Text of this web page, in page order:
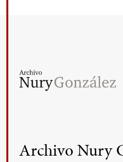
Archivo Nury